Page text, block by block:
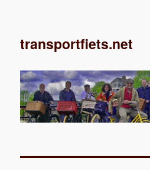
transportfiets.net